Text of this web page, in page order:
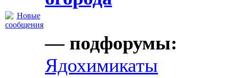
— подфорумы:
Ядохимикаты